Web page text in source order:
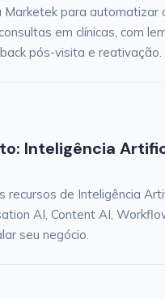
Marketek para automatizar
em clínicas, com
pós-visita e reativação.
Inteligência
recursos de Inteligência
AI, Content AI,
seu negócio.